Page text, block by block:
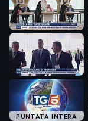
PUNTATA INTERA